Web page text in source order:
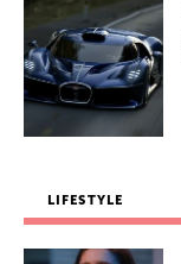
LIFESTYLE